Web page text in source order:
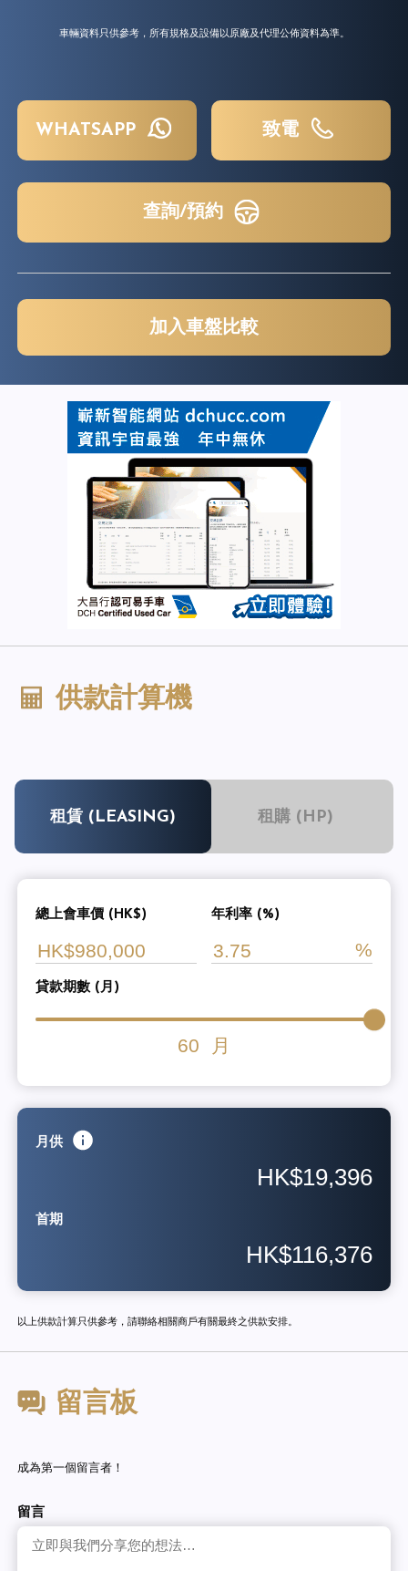
車輛資料只供參考，所有規格及設備以原廠及代理公佈資料為準。
WHATSAPP 致電
查詢/預約
加入車盤比較
供款計算機
租賃 (LEASING) 租購 (HP)
總上會車價 (HK$) 年利率 (%)
貸款期數 (月)
60 月
月供
HK$19,396
首期
HK$116,376
以上供款計算只供參考，請聯絡相關商戶有關最終之供款安排。
留言板
成為第一個留言者！
留言